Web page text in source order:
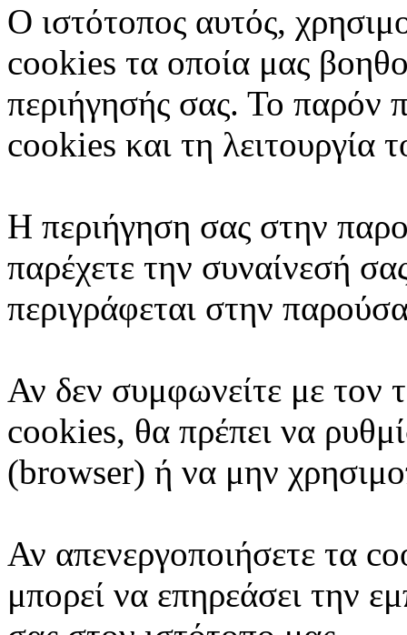
Ο ιστότοπος αυτός,
cookies τα οποία μας
περιήγησής σας. Το παρόν
cookies και τη λειτουργία
Η περιήγηση σας στην
παρέχετε την συναίνεσή
περιγράφεται στην
Αν δεν συμφωνείτε με τον
cookies, θα πρέπει να
(browser) ή να μην
Αν απενεργοποιήσετε τα
μπορεί να επηρεάσει την